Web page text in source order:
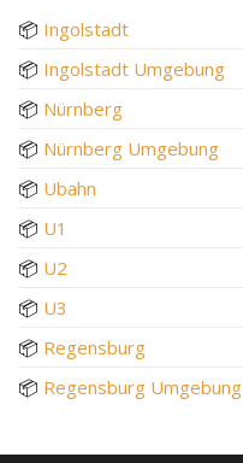
📦 Ingolstadt
📦 Ingolstadt Umgebung
📦 Nürnberg
📦 Nürnberg Umgebung
📦 Ubahn
📦 U1
📦 U2
📦 U3
📦 Regensburg
📦 Regensburg Umgebung